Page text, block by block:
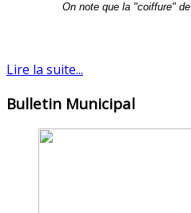
On note que la "coiffure"
Lire la suite...
Bulletin Municipal